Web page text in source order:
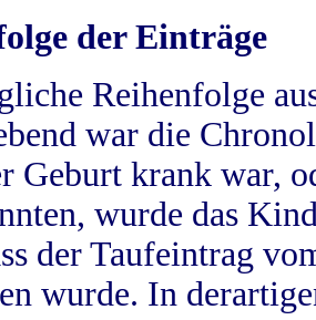
der Einträge
Reihenfolge
war die
Geburt krank war,
wurde das
der Taufeintrag
wurde. In